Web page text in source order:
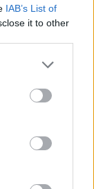
IAB’s List of
it to other
more Google
may click to
tags to
below Google
w haśle?